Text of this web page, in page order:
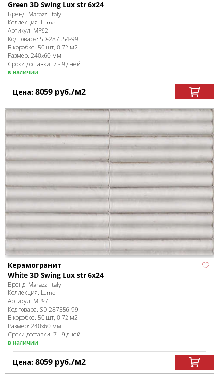
Green 3D Swing Lux str 6x24
Бренд: Marazzi Italy
Коллекция: Lume
Артикул: MP92
Код товара: SD-287554-99
В коробке: 50 шт, 0.72 м2
Размер: 240x60 мм
Сроки доставки: 7 - 9 дней
в наличии
Цена: 8059 руб./м2
Керамогранит
White 3D Swing Lux str 6x24
Бренд: Marazzi Italy
Коллекция: Lume
Артикул: MP97
Код товара: SD-287556-99
В коробке: 50 шт, 0.72 м2
Размер: 240x60 мм
Сроки доставки: 7 - 9 дней
в наличии
Цена: 8059 руб./м2